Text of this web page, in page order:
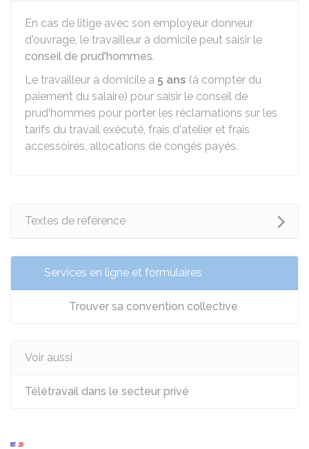
En cas de litige avec son employeur donneur
d'ouvrage, le travailleur à domicile peut saisir le
conseil de prud'hommes.
Le travailleur à domicile a 5 ans (à compter du
paiement du salaire) pour saisir le conseil de
prud'hommes pour porter les réclamations sur les
tarifs du travail exécuté, frais d'atelier et frais
accessoires, allocations de congés payés.
Textes de référence
Services en ligne et formulaires
Trouver sa convention collective
Voir aussi
Télétravail dans le secteur privé